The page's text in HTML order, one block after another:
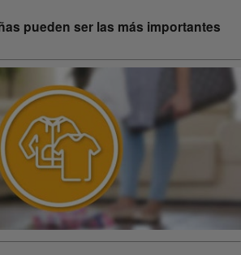
pueden ser las más importantes